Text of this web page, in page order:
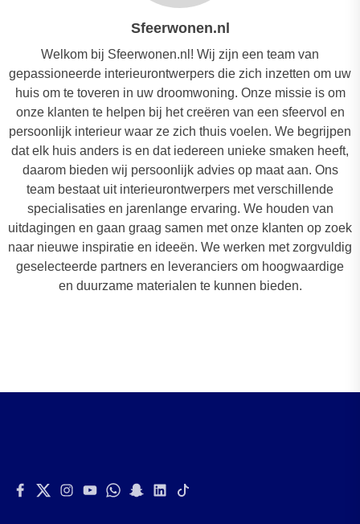
Sfeerwonen.nl
Welkom bij Sfeerwonen.nl! Wij zijn een team van
gepassioneerde interieurontwerpers die zich inzetten om uw
huis om te toveren in uw droomwoning. Onze missie is om
onze klanten te helpen bij het creëren van een sfeervol en
persoonlijk interieur waar ze zich thuis voelen. We begrijpen
dat elk huis anders is en dat iedereen unieke smaken heeft,
daarom bieden wij persoonlijk advies op maat aan. Ons
team bestaat uit interieurontwerpers met verschillende
specialisaties en jarenlange ervaring. We houden van
uitdagingen en gaan graag samen met onze klanten op zoek
naar nieuwe inspiratie en ideeën. We werken met zorgvuldig
geselecteerde partners en leveranciers om hoogwaardige
en duurzame materialen te kunnen bieden.
Facebook
TwitterInstagram
YoutubeWhatsapp
Snapchat
Linkedin
Tiktok